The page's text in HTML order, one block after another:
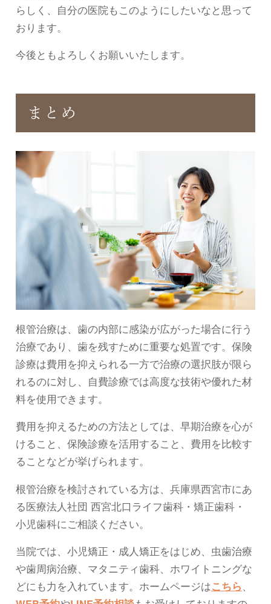
らしく、自分の医院もこのようにしたいなと思って
おります。
今後ともよろしくお願いいたします。
まとめ
根管治療は、歯の内部に感染が広がった場合に行う
治療であり、歯を残すために重要な処置です。保険
診療は費用を抑えられる一方で治療の選択肢が限ら
れるのに対し、自費診療では高度な技術や優れた材
料を使用できます。
費用を抑えるための方法としては、早期治療を心が
けること、保険診療を活用すること、費用を比較す
ることなどが挙げられます。
根管治療を検討されている方は、兵庫県西宮市にあ
る医療法人社団 西宮北口ライフ歯科・矯正歯科・
小児歯科にご相談ください。
当院では、小児矯正・成人矯正をはじめ、虫歯治療
や歯周病治療、マタニティ歯科、ホワイトニングな
どにも力を入れています。ホームページはこちら、